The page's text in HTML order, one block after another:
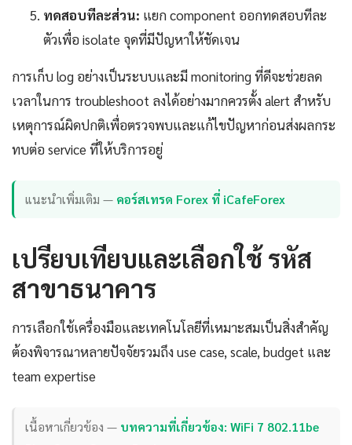
ทดสอบทีละส่วน: แยก component ออกทดสอบทีละ
ตัวเพื่อ isolate จุดที่มีปัญหาให้ชัดเจน
การเก็บ log อย่างเป็นระบบและมี monitoring ที่ดีจะช่วยลด
เวลาในการ troubleshoot ลงได้อย่างมากควรตั้ง alert สำหรับ
เหตุการณ์ผิดปกติเพื่อตรวจพบและแก้ไขปัญหาก่อนส่งผลกระ
ทบต่อ service ที่ให้บริการอยู่
แนะนำเพิ่มเติม — คอร์สเทรด Forex ที่ iCafeForex
เปรียบเทียบและเลือกใช้ รหัส
สาขาธนาคาร
การเลือกใช้เครื่องมือและเทคโนโลยีที่เหมาะสมเป็นสิ่งสำคัญ
ต้องพิจารณาหลายปัจจัยรวมถึง use case, scale, budget และ
team expertise
เนื้อหาเกี่ยวข้อง — บทความที่เกี่ยวข้อง: WiFi 7 802.11be